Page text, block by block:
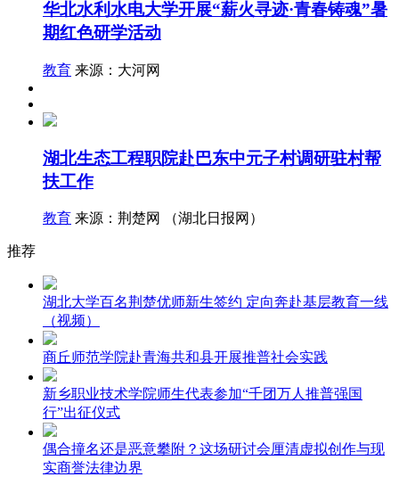
华北水利水电大学开展“薪火寻迹·青春铸魂”暑
期红色研学活动
教育 来源：大河网
湖北生态工程职院赴巴东中元子村调研驻村帮
扶工作
教育 来源：荆楚网 （湖北日报网）
推荐
湖北大学百名荆楚优师新生签约 定向奔赴基层教育一线
（视频）
商丘师范学院赴青海共和县开展推普社会实践
新乡职业技术学院师生代表参加“千团万人推普强国
行”出征仪式
偶合撞名还是恶意攀附？这场研讨会厘清虚拟创作与现
实商誉法律边界